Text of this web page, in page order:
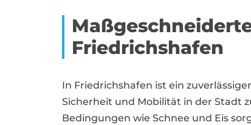
Friedrichshafen
In Friedrichshafen ist ein
Sicherheit und Mobilität in der Stadt
Bedingungen wie Schnee und Eis